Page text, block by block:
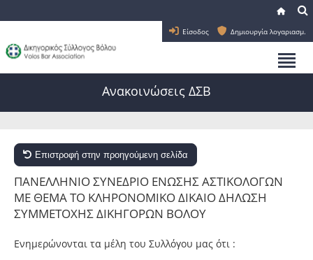
Είσοδος Δημιουργία λογαριασμ.
Ανακοινώσεις ΔΣΒ
Επιστροφή στην προηγούμενη σελίδα
ΠΑΝΕΛΛΗΝΙΟ ΣΥΝΕΔΡΙΟ ΕΝΩΣΗΣ ΑΣΤΙΚΟΛΟΓΩΝ
ΜΕ ΘΕΜΑ ΤΟ ΚΛΗΡΟΝΟΜΙΚΟ ΔΙΚΑΙΟ ΔΗΛΩΣΗ
ΣΥΜΜΕΤΟΧΗΣ ΔΙΚΗΓΟΡΩΝ ΒΟΛΟΥ
Ενημερώνονται τα μέλη του Συλλόγου μας ότι :